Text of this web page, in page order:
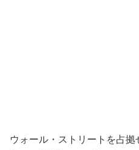
ウォール・ストリートを占拠